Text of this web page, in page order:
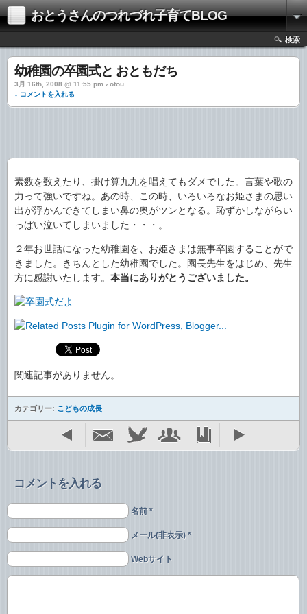
おとうさんのつれづれ子育てBLOG
検索
幼稚園の卒園式と おともだち
3月 16th, 2008 @ 11:55 pm › otou
↓ コメントを入れる
素数を数えたり、掛け算九九を唱えてもダメでした。言葉や歌の
力って強いですね。あの時、この時、いろいろなお姫さまの思い
出が浮かんできてしまい鼻の奥がツンとなる。恥ずかしながらい
っぱい泣いてしまいました・・・。
２年お世話になった幼稚園を、お姫さまは無事卒園することがで
きました。きちんとした幼稚園でした。園長先生をはじめ、先生
方に感謝いたします。 本当にありがとうございました。
関連記事がありません。
カテゴリー: こどもの成長
コメントを入れる
名前 *
メール(非表示) *
Webサイト